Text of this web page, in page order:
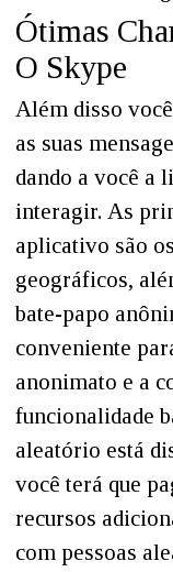
Ótimas
O Skype
Além disso
as suas
dando a você a
interagir. As
aplicativo são
geográficos,
bate-papo
conveniente
anonimato e a
funcionalidade
aleatório está
você terá que
recursos
com pessoas